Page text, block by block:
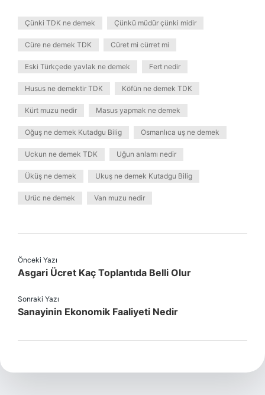
Çünki TDK ne demek Çünkü müdür çünki midir
Cüre ne demek TDK Cüret mi cürret mi
Eski Türkçede yavlak ne demek Fert nedir
Husus ne demektir TDK Köfün ne demek TDK
Kürt muzu nedir Masus yapmak ne demek
Oğuş ne demek Kutadgu Bilig Osmanlıca uş ne demek
Uckun ne demek TDK Uğun anlamı nedir
Üküş ne demek Ukuş ne demek Kutadgu Bilig
Urüc ne demek Van muzu nedir
Önceki Yazı
Asgari Ücret Kaç Toplantıda Belli Olur
Sonraki Yazı
Sanayinin Ekonomik Faaliyeti Nedir